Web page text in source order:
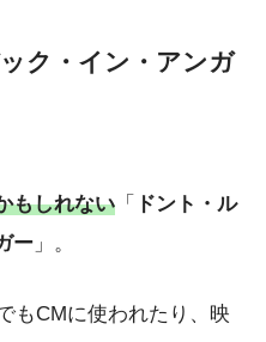
ク・イン・アンガ
もしれない 「
ドント・ル
ー 」。
もCMに使われたり、映